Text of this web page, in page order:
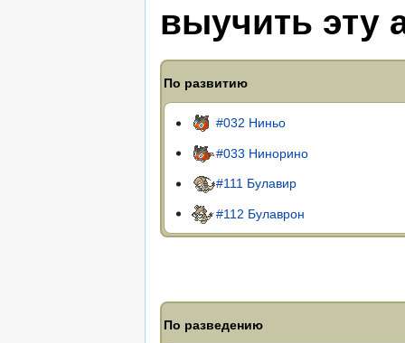
выучить эту
По развитию
#032 Ниньо
#033 Нинорино
#111 Булавир
#112 Булаврон
По разведению